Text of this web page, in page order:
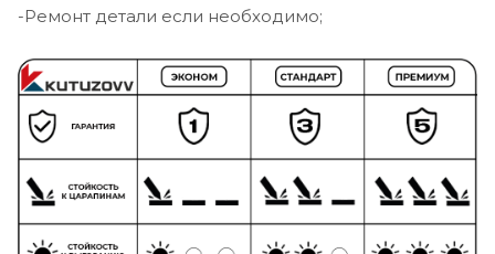
-Ремонт детали если необходимо;